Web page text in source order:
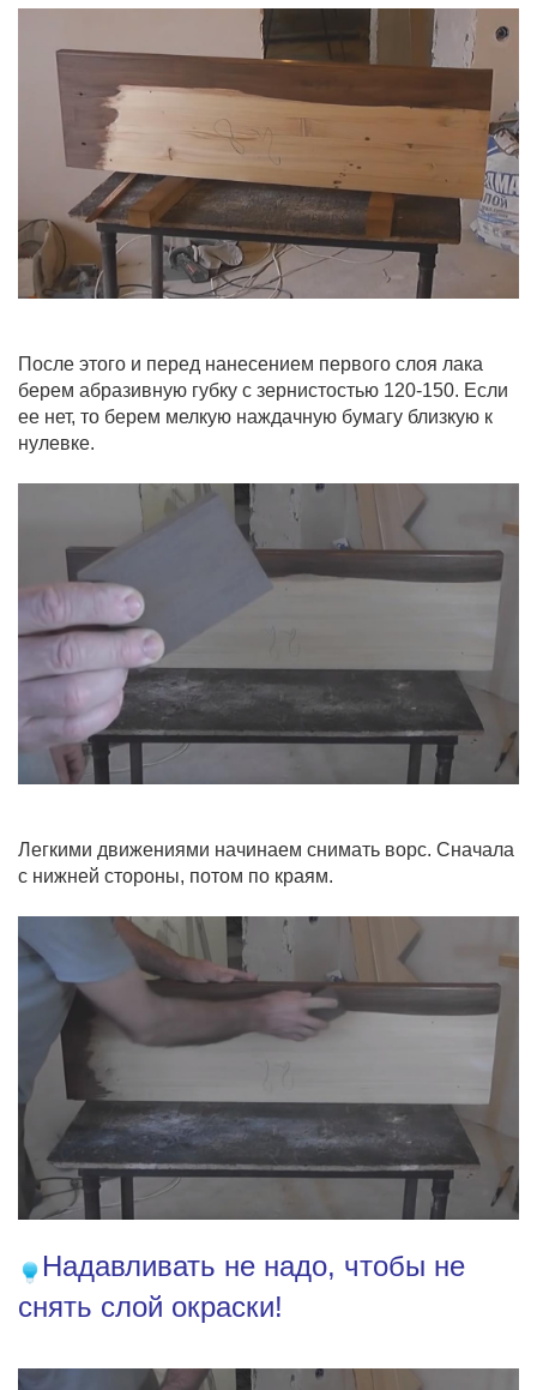
После этого и перед нанесением первого слоя лака
берем абразивную губку с зернистостью 120-150. Если
ее нет, то берем мелкую наждачную бумагу близкую к
нулевке.
Легкими движениями начинаем снимать ворс. Сначала
с нижней стороны, потом по краям.
Надавливать не надо, чтобы не
снять слой окраски!